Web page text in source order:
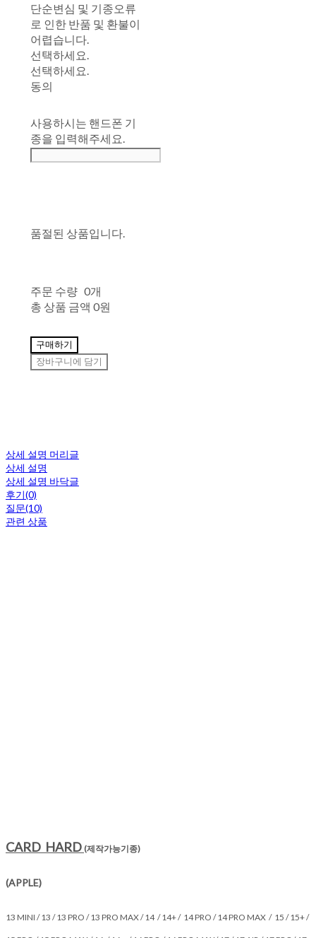
단순변심 및 기종오류
로 인한 반품 및 환불이
어렵습니다.
선택하세요.
선택하세요.
동의
사용하시는 핸드폰 기
종을 입력해주세요.
품절된 상품입니다.
주문 수량 0개
총 상품 금액 0원
구매하기
장바구니에 담기
상세 설명 머리글
상세 설명
상세 설명 바닥글
후기(0)
질문(10)
관련 상품
CARD HARD (제작가능기종)
(APPLE)
13 MINI / 13 / 13 PRO / 13 PRO MAX / 14 / 14+ / 14 PRO / 14 PRO MAX / 15 / 15+ /